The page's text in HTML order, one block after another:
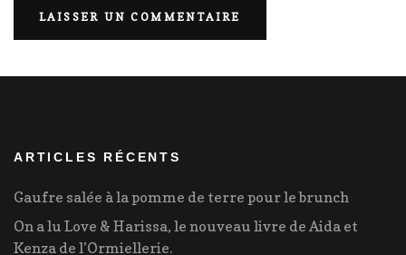
ARTICLES RÉCENTS
Gaufre salée à la pomme de terre pour le brunch
On a lu Love & Harissa, le nouveau livre de Aida et
Kenza de l’Ormiellerie.